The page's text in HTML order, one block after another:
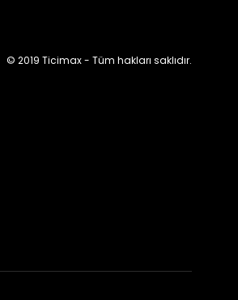
© 2019 Ticimax - Tüm hakları saklıdır.